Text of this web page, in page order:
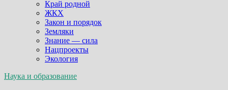
Край родной
ЖКХ
Закон и порядок
Земляки
Знание — сила
Нацпроекты
Экология
Наука и образование